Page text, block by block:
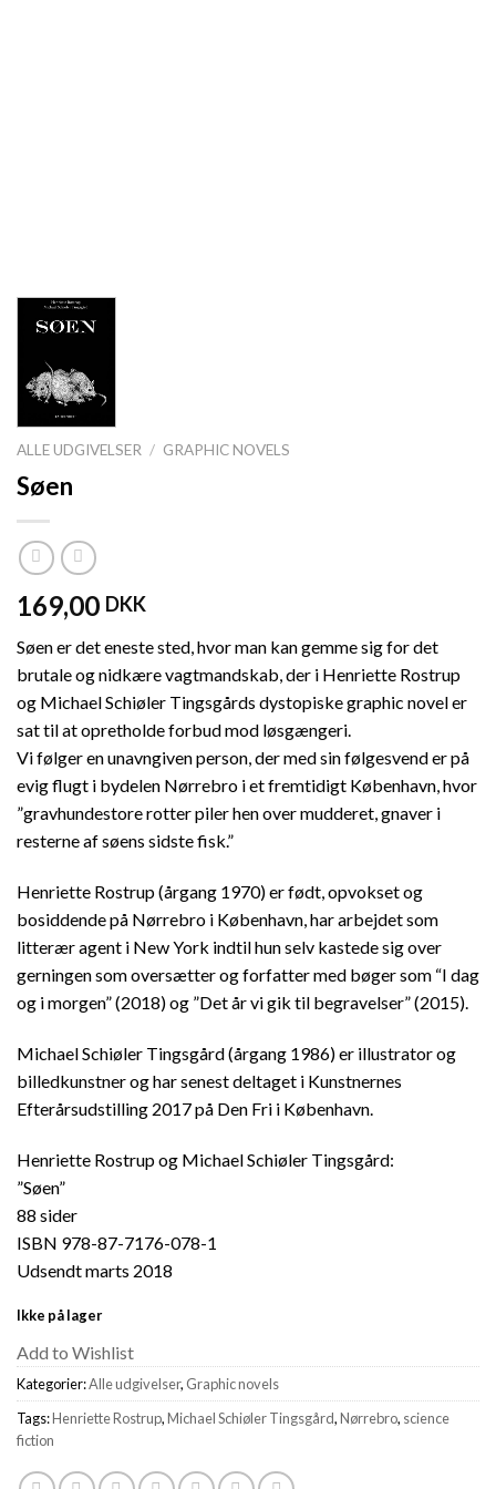
ALLE UDGIVELSER / GRAPHIC NOVELS
Søen
169,00 DKK
Søen er det eneste sted, hvor man kan gemme sig for det
brutale og nidkære vagtmandskab, der i Henriette Rostrup
og Michael Schiøler Tingsgårds dystopiske graphic novel er
sat til at opretholde forbud mod løsgængeri.
Vi følger en unavngiven person, der med sin følgesvend er på
evig flugt i bydelen Nørrebro i et fremtidigt København, hvor
”gravhundestore rotter piler hen over mudderet, gnaver i
resterne af søens sidste fisk.”
Henriette Rostrup (årgang 1970) er født, opvokset og
bosiddende på Nørrebro i København, har arbejdet som
litterær agent i New York indtil hun selv kastede sig over
gerningen som oversætter og forfatter med bøger som “I dag
og i morgen” (2018) og ”Det år vi gik til begravelser” (2015).
Michael Schiøler Tingsgård (årgang 1986) er illustrator og
billedkunstner og har senest deltaget i Kunstnernes
Efterårsudstilling 2017 på Den Fri i København.
Henriette Rostrup og Michael Schiøler Tingsgård:
”Søen”
88 sider
ISBN 978-87-7176-078-1
Udsendt marts 2018
Ikke på lager
Add to Wishlist
Kategorier:Alle udgivelser, Graphic novels
Tags:Henriette Rostrup,Michael Schiøler Tingsgård,Nørrebro, science
fiction